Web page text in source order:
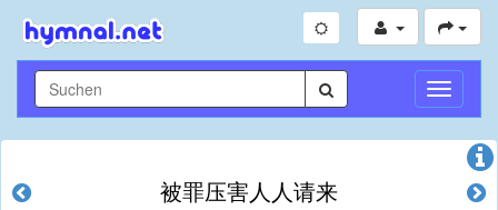
被罪压害人人请来